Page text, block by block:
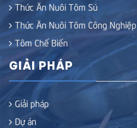
Thức Ăn Nuôi Tôm Sú
Thức Ăn Nuôi Tôm Công Nghiệp
Tôm Chế Biến
GIẢI PHÁP
Giải pháp
Dự án